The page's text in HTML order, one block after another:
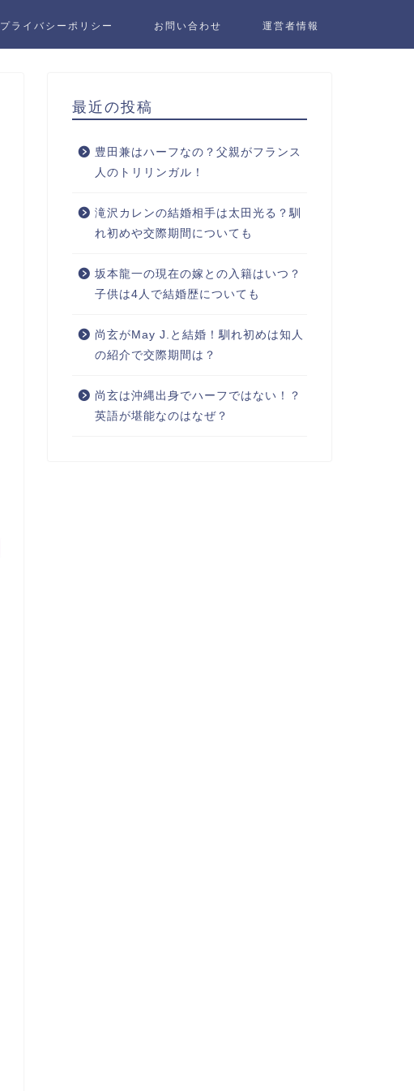
プライバシーポリシー お問い合わせ 運営者情報
最近の投稿
豊田兼はハーフなの？父親がフランス
人のトリリンガル！
滝沢カレンの結婚相手は太田光る？馴
れ初めや交際期間についても
坂本龍一の現在の嫁との入籍はいつ？
子供は4人で結婚歴についても
尚玄がMay J.と結婚！馴れ初めは知人
の紹介で交際期間は？
尚玄は沖縄出身でハーフではない！？
英語が堪能なのはなぜ？